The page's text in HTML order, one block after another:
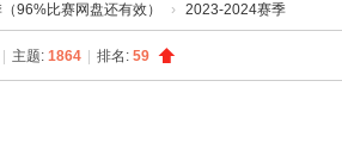
96%比赛网盘还有效） › 2023-2024赛季
主题: 1864 排名: 59